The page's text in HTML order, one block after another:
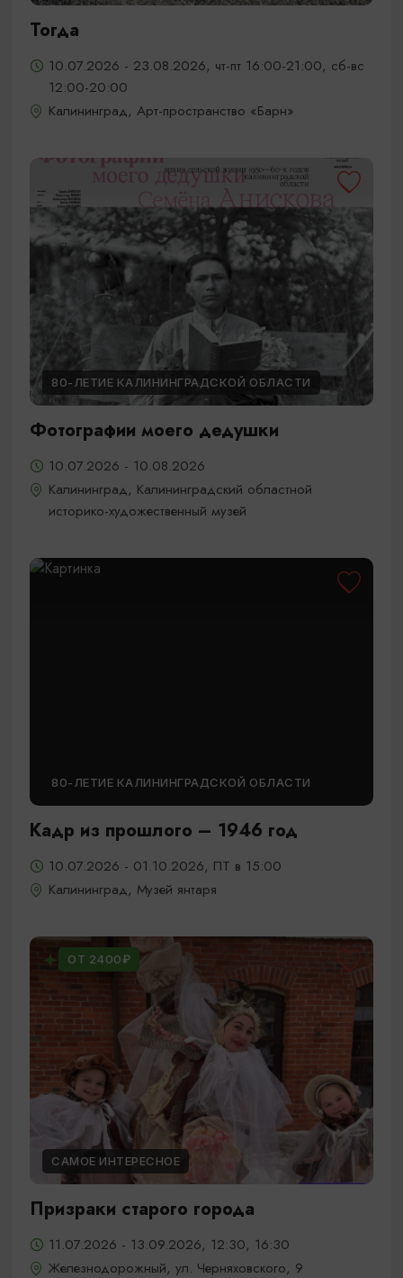
Тогда
10.07.2026 - 23.08.2026, чт-пт 16:00-21:00, сб-вс
12:00-20:00
Калининград, Арт-пространство «Барн»
80-ЛЕТИЕ КАЛИНИНГРАДСКОЙ ОБЛАСТИ
Фотографии моего дедушки
10.07.2026 - 10.08.2026
Калининград, Калининградский областной
историко-художественный музей
80-ЛЕТИЕ КАЛИНИНГРАДСКОЙ ОБЛАСТИ
Кадр из прошлого – 1946 год
10.07.2026 - 01.10.2026, ПТ в 15:00
Калининград, Музей янтаря
ОТ 2400₽
САМОЕ ИНТЕРЕСНОЕ
Призраки старого города
11.07.2026 - 13.09.2026, 12:30, 16:30
Железнодорожный, ул. Черняховского, 9